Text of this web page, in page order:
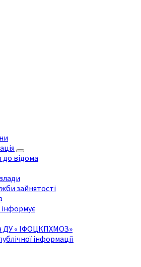
до відома
зайнятості
ДУ « ІФОЦКПХМОЗ»
інформації